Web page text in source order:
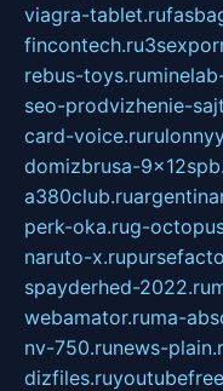
viagra-tablet.ru
fincontech.ru
rebus-toys.ru
seo-prodvizhenie-
card-voice.ru
domizbrusa-
a380club.ru
perk-oka.rug-
naruto-x.ru
spayderhed-2022.ru
webamator.ruma-
nv-750.runews-
dizfiles.ru